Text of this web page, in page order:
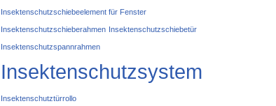
Insektenschutzschiebeelement für Fenster
Insektenschutzschieberahmen Insektenschutzschiebetür
Insektenschutzspannrahmen
Insektenschutzsystem
Insektenschutztürrollo